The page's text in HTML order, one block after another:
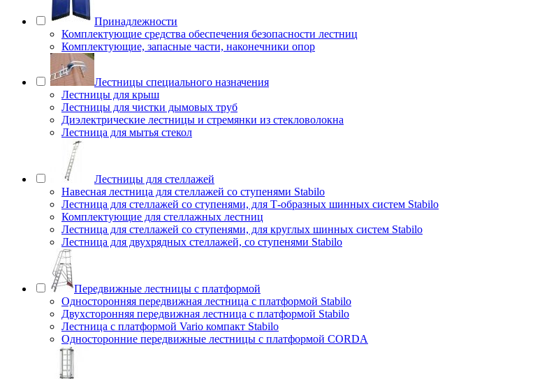
Принадлежности
Комплектующие средства обеспечения безопасности лестниц
Комплектующие, запасные части, наконечники опор
Лестницы специального назначения
Лестницы для крыш
Лестницы для чистки дымовых труб
Диэлектрические лестницы и стремянки из стекловолокна
Лестница для мытья стекол
Лестницы для стеллажей
Навесная лестница для стеллажей со ступенями Stabilo
Лестница для стеллажей со ступенями, для Т-образных шинных систем Stabilo
Комплектующие для стеллажных лестниц
Лестница для стеллажей со ступенями, для круглых шинных систем Stabilo
Лестница для двухрядных стеллажей, со ступенями Stabilo
Передвижные лестницы с платформой
Односторонняя передвижная лестница с платформой Stabilo
Двухсторонняя передвижная лестница с платформой Stabilo
Лестница с платформой Vario компакт Stabilo
Односторонние передвижные лестницы с платформой CORDA